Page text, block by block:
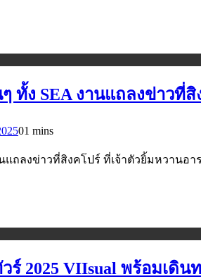
ทั้ง SEA งานแถลงข่าวที่สิ
01 mins
นแถลงข่าวที่สิงคโปร์ ที่เจ้าตัวยิ้มหวาน
ร์ 2025 VIIsual พร้อมเดิน